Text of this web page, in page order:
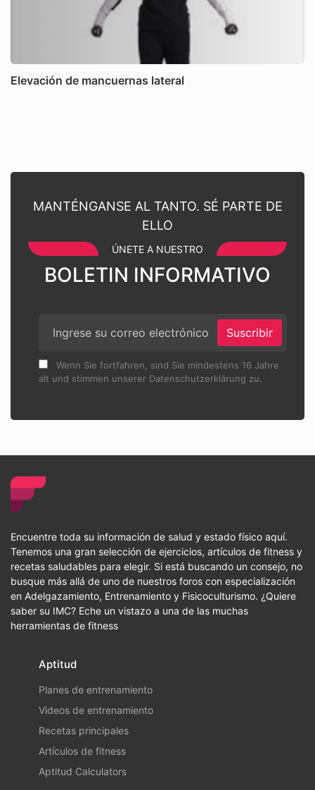
Elevación de mancuernas lateral
MANTÉNGANSE AL TANTO. SÉ PARTE DE
ELLO
ÚNETE A NUESTRO
BOLETIN INFORMATIVO
Suscribir
Wenn Sie fortfahren, sind Sie mindestens 16 Jahre
alt und stimmen unserer Datenschutzerklärung zu.
Encuentre toda su información de salud y estado físico aquí.
Tenemos una gran selección de ejercicios, artículos de fitness y
recetas saludables para elegir. Si está buscando un consejo, no
busque más allá de uno de nuestros foros con especialización
en Adelgazamiento, Entrenamiento y Fisicoculturismo. ¿Quiere
saber su IMC? Eche un vistazo a una de las muchas
herramientas de fitness
Aptitud
Planes de entrenamiento
Videos de entrenamiento
Recetas principales
Artículos de fitness
Aptitud Calculators